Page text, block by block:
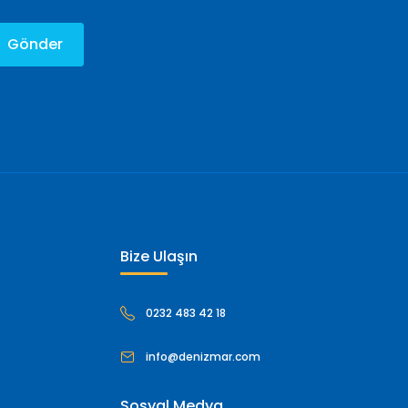
Gönder
Bize Ulaşın
0232 483 42 18
info@denizmar.com